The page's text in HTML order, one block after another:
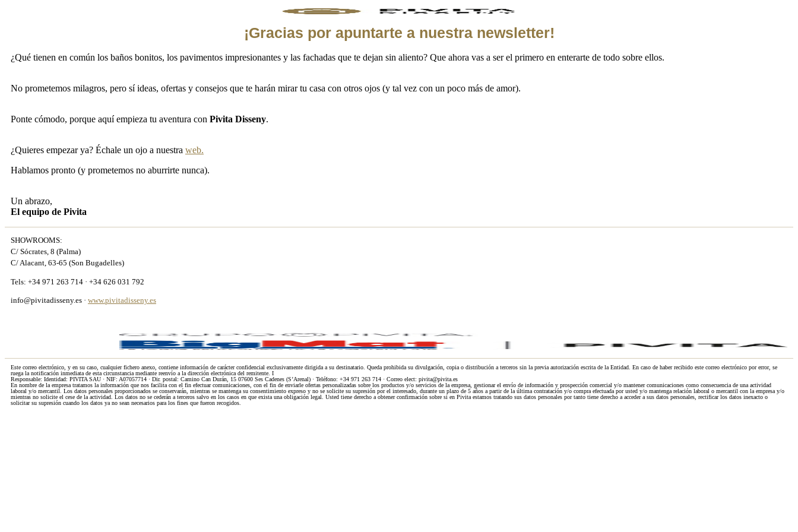
¡Gracias por apuntarte a nuestra newsletter!
¿Qué tienen en común los baños bonitos, los pavimentos impresionantes y las fachadas que te dejan sin aliento? Que ahora vas a ser el primero en enterarte de todo sobre ellos.
No prometemos milagros, pero sí ideas, ofertas y consejos que te harán mirar tu casa con otros ojos (y tal vez con un poco más de amor).
Ponte cómodo, porque aquí empieza tu aventura con Pivita Disseny.
¿Quieres empezar ya? Échale un ojo a nuestra web.
Hablamos pronto (y prometemos no aburrirte nunca).
Un abrazo,
El equipo de Pivita
SHOWROOMS:
C/ Sócrates, 8 (Palma)
C/ Alacant, 63-65 (Son Bugadelles)
Tels: +34 971 263 714 · +34 626 031 792
info@pivitadisseny.es · www.pivitadisseny.es
Este correo electrónico, y en su caso, cualquier fichero anexo, contiene información de carácter confidencial exclusivamente dirigida a su destinatario. Queda prohibida su divulgación, copia o distribución a terceros sin la previa autorización escrita de la Entidad. En caso de haber recibido este correo electrónico por error, se
ruega la notificación inmediata de esta circunstancia mediante reenvío a la dirección electrónica del remitente. I
Responsable: Identidad: PIVITA SAU · NIF: A07057714 · Dir. postal: Camino Can Durán, 15 07600 Ses Cadenes (S’Arenal) · Teléfono: +34 971 263 714 · Correo elect: pivita@pivita.es
En nombre de la empresa tratamos la información que nos facilita con el fin efectuar comunicaciones, con el fin de enviarle ofertas personalizadas sobre los productos y/o servicios de la empresa, gestionar el envío de información y prospección comercial y/o mantener comunicaciones como consecuencia de una actividad
laboral y/o mercantil. Los datos personales proporcionados se conservarán, mientras se mantenga su consentimiento expreso y no se solicite su supresión por el interesado, durante un plazo de 5 años a partir de la última contratación y/o compra efectuada por usted y/o mantenga relación laboral o mercantil con la empresa y/o
mientras no solicite el cese de la actividad. Los datos no se cederán a terceros salvo en los casos en que exista una obligación legal. Usted tiene derecho a obtener confirmación sobre si en Pivita estamos tratando sus datos personales por tanto tiene derecho a acceder a sus datos personales, rectificar los datos inexacto o
solicitar su supresión cuando los datos ya no sean necesarios para los fines que fueron recogidos.